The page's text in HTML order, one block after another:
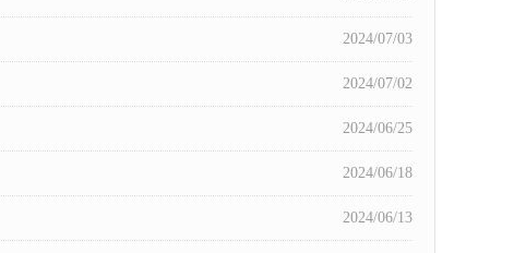
2024/07/03
2024/07/02
2024/06/25
2024/06/18
2024/06/13